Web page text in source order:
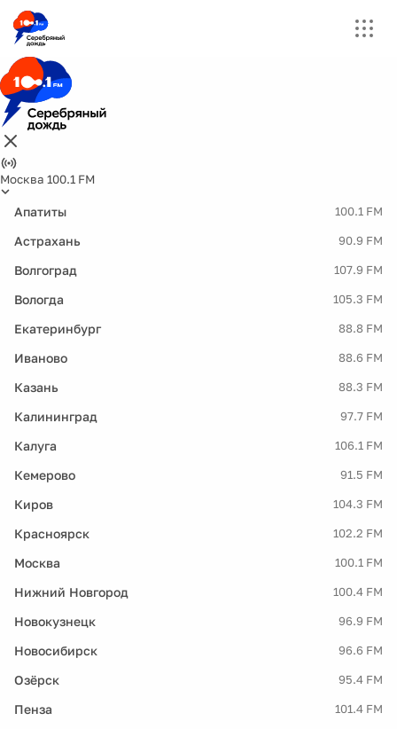
Москва 100.1 FM
Апатиты 100.1 FM
Астрахань 90.9 FM
Волгоград 107.9 FM
Вологда 105.3 FM
Екатеринбург 88.8 FM
Иваново 88.6 FM
Казань 88.3 FM
Калининград 97.7 FM
Калуга 106.1 FM
Кемерово 91.5 FM
Киров 104.3 FM
Красноярск 102.2 FM
Москва 100.1 FM
Нижний Новгород 100.4 FM
Новокузнецк 96.9 FM
Новосибирск 96.6 FM
Озёрск 95.4 FM
Пенза 101.4 FM